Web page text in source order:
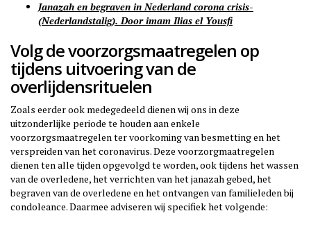
Janazah en begraven in Nederland corona crisis-
(Nederlandstalig). Door imam Ilias el Yousfi
Volg de voorzorgsmaatregelen op
tijdens uitvoering van de
overlijdensrituelen
Zoals eerder ook medegedeeld dienen wij ons in deze
uitzonderlijke periode te houden aan enkele
voorzorgsmaatregelen ter voorkoming van besmetting en het
verspreiden van het coronavirus. Deze voorzorgmaatregelen
dienen ten alle tijden opgevolgd te worden, ook tijdens het wassen
van de overledene, het verrichten van het janazah gebed, het
begraven van de overledene en het ontvangen van familieleden bij
condoleance. Daarmee adviseren wij specifiek het volgende: